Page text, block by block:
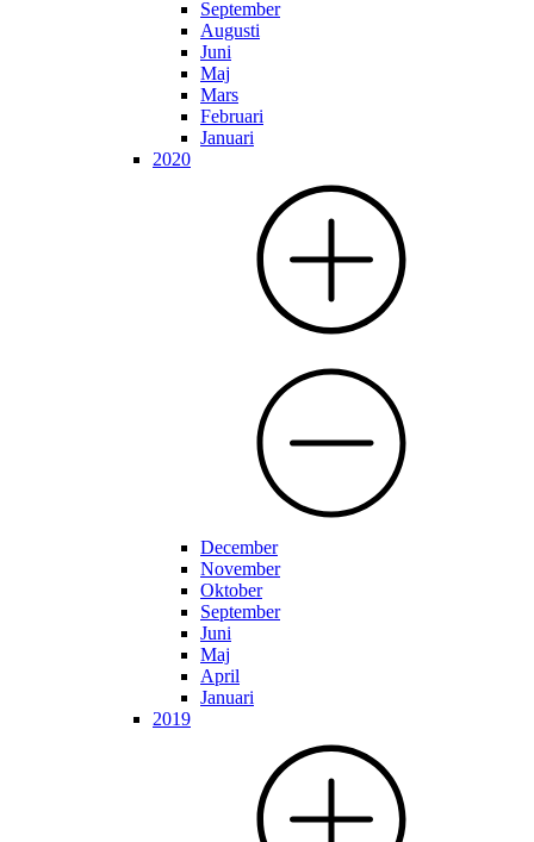
September
Augusti
Juni
Maj
Mars
Februari
Januari
2020
December
November
Oktober
September
Juni
Maj
April
Januari
2019